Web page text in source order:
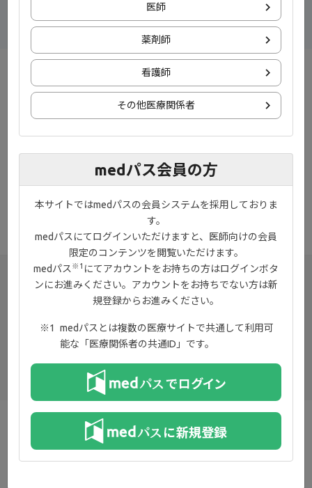
潰瘍性大腸炎の病態には複数のサイトカインが関与しており、多
様性を有することが知られています。炎症性サイトカインとJAK-
STAT経路のpositive feedbackによる過剰な免疫反応を制御する上
JAK阻害剤を含めた病態に応じた長期の治療ストラテジー構築の重
要性などについて、札幌医科大学医学部消化器内科学講座 教授の
プライバシーポリシー
医師
薬剤師
看護師
その他医療関係者
medパス会員の方
本サイトではmedパスの会員システムを採用しておりま
す。
medパスにてログインいただけますと、医師向けの会員
限定のコンテンツを閲覧いただけます。
medパス ※1 にてアカウントをお持ちの方はログインボタ
ンにお進みください。アカウントをお持ちでない方は新
規登録からお進みください。
medパスとは複数の医療サイトで共通して利用可
能な「医療関係者の共通ID」です。